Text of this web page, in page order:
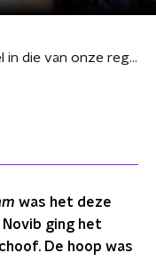
Niet in mijn naam, maar wél in die van onze regering
was het deze
ging het
De hoop was